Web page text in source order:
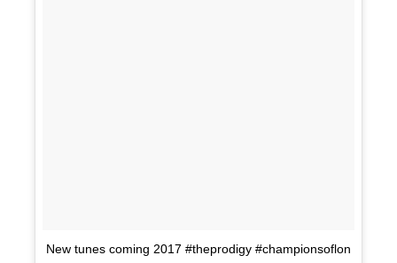
New tunes coming 2017 #theprodigy #championsoflon